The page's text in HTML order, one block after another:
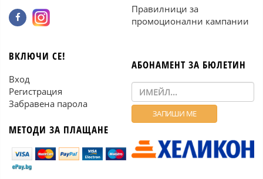
Правилници за
промоционални кампании
ВКЛЮЧИ СЕ!
Вход
Регистрация
Забравена парола
МЕТОДИ ЗА ПЛАЩАНЕ
АБОНАМЕНТ ЗА БЮЛЕТИН